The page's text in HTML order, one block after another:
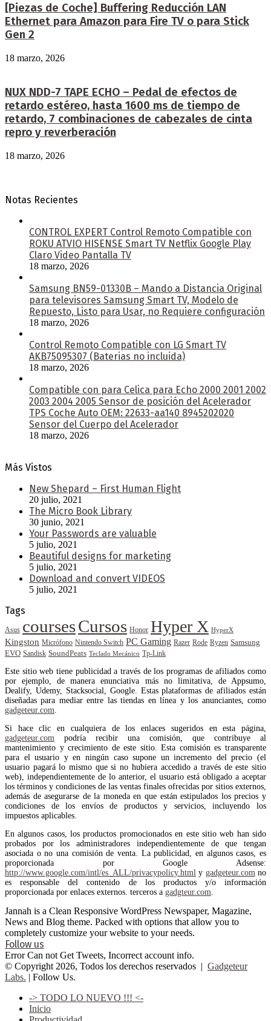
[Piezas de Coche] Buffering Reducción LAN
Ethernet para Amazon para Fire TV o para Stick
Gen 2
18 marzo, 2026
NUX NDD-7 TAPE ECHO – Pedal de efectos de
retardo estéreo, hasta 1600 ms de tiempo de
retardo, 7 combinaciones de cabezales de cinta
repro y reverberación
18 marzo, 2026
Notas Recientes
CONTROL EXPERT Control Remoto Compatible con
ROKU ATVIO HISENSE Smart TV Netflix Google Play
Claro Video Pantalla TV
18 marzo, 2026
Samsung BN59-01330B – Mando a Distancia Original
para televisores Samsung Smart TV, Modelo de
Repuesto, Listo para Usar, no Requiere configuración
18 marzo, 2026
Control Remoto Compatible con LG Smart TV
AKB75095307 (Baterias no incluida)
18 marzo, 2026
Compatible con para Celica para Echo 2000 2001 2002
2003 2004 2005 Sensor de posición del Acelerador
TPS Coche Auto OEM: 22633-aa140 8945202020
Sensor del Cuerpo del Acelerador
18 marzo, 2026
Más Vistos
New Shepard – First Human Flight
20 julio, 2021
The Micro Book Library
30 junio, 2021
Your Passwords are valuable
5 julio, 2021
Beautiful designs for marketing
5 julio, 2021
Download and convert VIDEOS
5 julio, 2021
Tags
Asus coursesCursos Honor Hyper X HyperX
Kingston Micrófono Nintendo Switch PC Gaming Razer Rode Ryzen Samsung
EVO Sandisk SoundPeats Teclado Mecánico Tp-Link
Este sitio web tiene publicidad a través de los programas de afiliados como
por ejemplo, de manera enunciativa más no limitativa, de Appsumo,
Dealify, Udemy, Stacksocial, Google. Estas plataformas de afiliados están
diseñadas para mediar entre las tiendas en línea y los anunciantes, como
gadgeteur.com.
Si hace clic en cualquiera de los enlaces sugeridos en esta página,
gadgeteur.com podría recibir una comisión, que contribuye al
mantenimiento y crecimiento de este sitio. Esta comisión es transparente
para el usuario y en ningún caso supone un incremento del precio (el
usuario pagará lo mismo que si no hubiera accedido a través de este sitio
web), independientemente de lo anterior, el usuario está obligado a aceptar
los términos y condiciones de las ventas finales ofrecidas por sitios externos,
además de asegurarse de la moneda en que están estipulados los precios y
condiciones de los envíos de productos y servicios, incluyendo los
impuestos aplicables.
En algunos casos, los productos promocionados en este sitio web han sido
probados por los administradores independientemente de que tengan
asociada o no una comisión de venta. La publicidad, en algunos casos, es
proporcionada por Google Adsense:
http://www.google.com/intl/es_ALL/privacypolicy.html y gadgeteur.comno
es responsable del contenido de los productos y/o información
proporcionada por enlaces externos. terceros a gadgteur.com.
Jannah is a Clean Responsive WordPress Newspaper, Magazine,
News and Blog theme. Packed with options that allow you to
completely customize your website to your needs.
Follow us
Error Can not Get Tweets, Incorrect account info.
© Copyright 2026, Todos los derechos reservados | Gadgeteur
Labs. | Follow Us.
-> TODO LO NUEVO !!! <-
Inicio